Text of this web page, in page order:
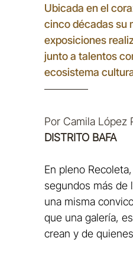
Ubicada en el
cinco décadas su
exposiciones
junto a talentos
ecosistema
Por Camila López
DISTRITO BAFA
En pleno
segundos más de
una misma
que una galería,
crean y de